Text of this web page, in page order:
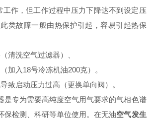
作，但工作过程中压力下降达不到设定压
类故障一般由热保护引起，容易引起热保
洗空气过滤器）、
入18号冷冻机油200克）。
启动压力过高（更换单向阀）。
专为需要高纯度空气用气要求的气相色谱
保检测、科研等单位使用。在无油空气发生